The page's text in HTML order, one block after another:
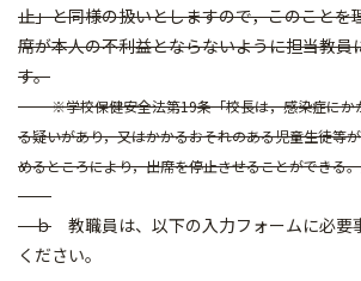
止」と同様の扱いとしますので，このことを
席が本人の不利益とならないように担当教員
す。
※学校保健安全法第19条「校長は，感染症にか
る疑いがあり，又はかかるおそれのある児童生徒等
めるところにより，出席を停止させることができる
ｂ 教職員は、以下の入力フォームに必要
ください。